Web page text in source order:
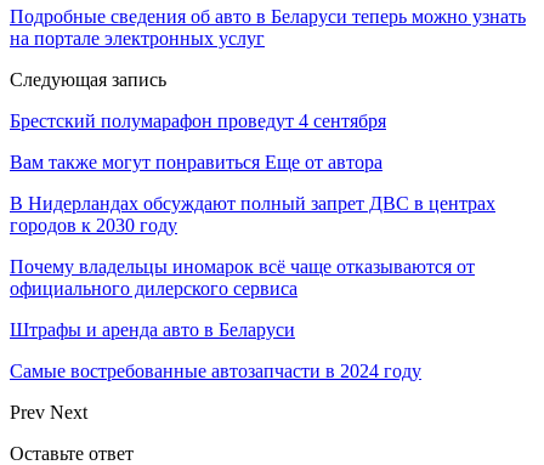
Подробные сведения об авто в Беларуси теперь можно узнать
на портале электронных услуг
Следующая запись
Брестский полумарафон проведут 4 сентября
Вам также могут понравиться Еще от автора
В Нидерландах обсуждают полный запрет ДВС в центрах
городов к 2030 году
Почему владельцы иномарок всё чаще отказываются от
официального дилерского сервиса
Штрафы и аренда авто в Беларуси
Самые востребованные автозапчасти в 2024 году
Prev Next
Оставьте ответ